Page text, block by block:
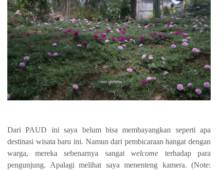
Dari PAUD ini saya belum bisa membayangkan seperti apa
destinasi wisata baru ini. Namun dari pembicaraan hangat dengan
warga, mereka sebenarnya sangat welcome terhadap para
pengunjung. Apalagi melihat saya menenteng kamera. (Note: